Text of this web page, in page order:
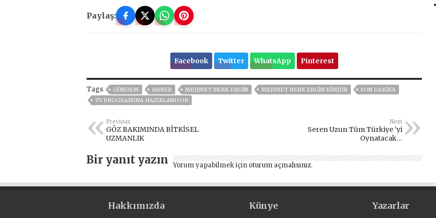
Paylaş:
Facebook Twitter WhatsApp Pinterest
Tags GÜNDEM HABER MEHMET BERK ERGIN MEHMET BERK ERGİN KİMDİR
SON DAKIKA
TV PROGRAMINA HAZIRLANIYOR
Previous
GÖZ BAKIMINDA BİTKİSEL
UZMANLIK
Next
Seren Uzun Tüm Türkiye ‘yi
Oynatacak…
Bir yanıt yazın Yorum yapabilmek için oturum açmalısınız.
Hakkımızda Künye Yazarlar